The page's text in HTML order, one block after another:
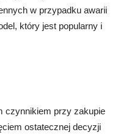
w przypadku awarii
który jest popularny i
czynnikiem przy zakupie
ostatecznej decyzji